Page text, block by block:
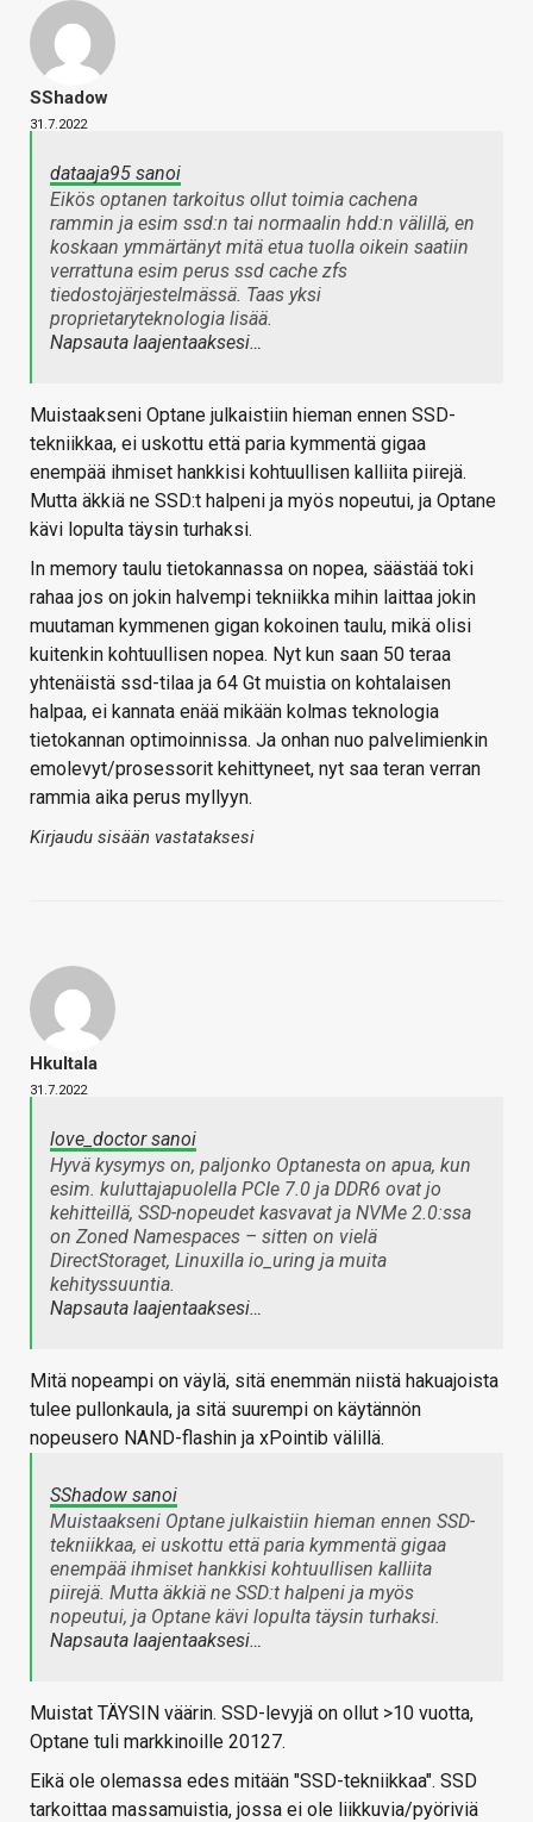
SShadow
31.7.2022
dataaja95 sanoi
Eikös optanen tarkoitus ollut toimia cachena
rammin ja esim ssd:n tai normaalin hdd:n välillä, en
koskaan ymmärtänyt mitä etua tuolla oikein saatiin
verrattuna esim perus ssd cache zfs
tiedostojärjestelmässä. Taas yksi
proprietaryteknologia lisää.
Napsauta laajentaaksesi…
Muistaakseni Optane julkaistiin hieman ennen SSD-
tekniikkaa, ei uskottu että paria kymmentä gigaa
enempää ihmiset hankkisi kohtuullisen kalliita piirejä.
Mutta äkkiä ne SSD:t halpeni ja myös nopeutui, ja Optane
kävi lopulta täysin turhaksi.
In memory taulu tietokannassa on nopea, säästää toki
rahaa jos on jokin halvempi tekniikka mihin laittaa jokin
muutaman kymmenen gigan kokoinen taulu, mikä olisi
kuitenkin kohtuullisen nopea. Nyt kun saan 50 teraa
yhtenäistä ssd-tilaa ja 64 Gt muistia on kohtalaisen
halpaa, ei kannata enää mikään kolmas teknologia
tietokannan optimoinnissa. Ja onhan nuo palvelimienkin
emolevyt/prosessorit kehittyneet, nyt saa teran verran
rammia aika perus myllyyn.
Kirjaudu sisään vastataksesi
Hkultala
31.7.2022
love_doctor sanoi
Hyvä kysymys on, paljonko Optanesta on apua, kun
esim. kuluttajapuolella PCIe 7.0 ja DDR6 ovat jo
kehitteillä, SSD-nopeudet kasvavat ja NVMe 2.0:ssa
on Zoned Namespaces – sitten on vielä
DirectStoraget, Linuxilla io_uring ja muita
kehityssuuntia.
Napsauta laajentaaksesi…
Mitä nopeampi on väylä, sitä enemmän niistä hakuajoista
tulee pullonkaula, ja sitä suurempi on käytännön
nopeusero NAND-flashin ja xPointib välillä.
SShadow sanoi
Muistaakseni Optane julkaistiin hieman ennen SSD-
tekniikkaa, ei uskottu että paria kymmentä gigaa
enempää ihmiset hankkisi kohtuullisen kalliita
piirejä. Mutta äkkiä ne SSD:t halpeni ja myös
nopeutui, ja Optane kävi lopulta täysin turhaksi.
Napsauta laajentaaksesi…
Muistat TÄYSIN väärin. SSD-levyjä on ollut >10 vuotta,
Optane tuli markkinoille 20127.
Eikä ole olemassa edes mitään "SSD-tekniikkaa". SSD
tarkoittaa massamuistia, jossa ei ole liikkuvia/pyöriviä